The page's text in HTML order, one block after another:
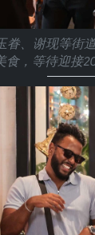
眷、谢现等街
食，等待迎接